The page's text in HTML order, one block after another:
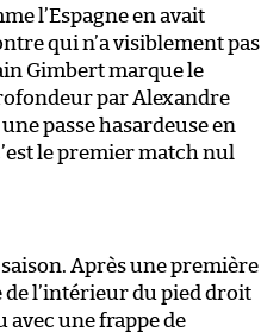
l’Espagne en avait
qui n’a visiblement pas
Gimbert marque le
par Alexandre
passe hasardeuse en
le premier match nul
Après une première
de l’intérieur du pied droit
avec une frappe de